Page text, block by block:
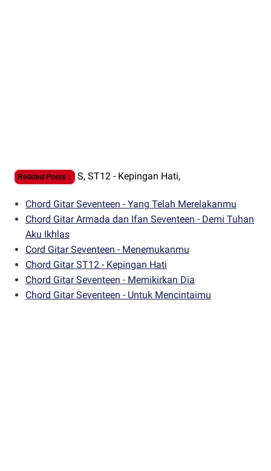
Related Posts : S, ST12 - Kepingan Hati,
Chord Gitar Seventeen - Yang Telah Merelakanmu
Chord Gitar Armada dan Ifan Seventeen - Demi Tuhan
Aku Ikhlas
Cord Gitar Seventeen - Menemukanmu
Chord Gitar ST12 - Kepingan Hati
Chord Gitar Seventeen - Memikirkan Dia
Chord Gitar Seventeen - Untuk Mencintaimu